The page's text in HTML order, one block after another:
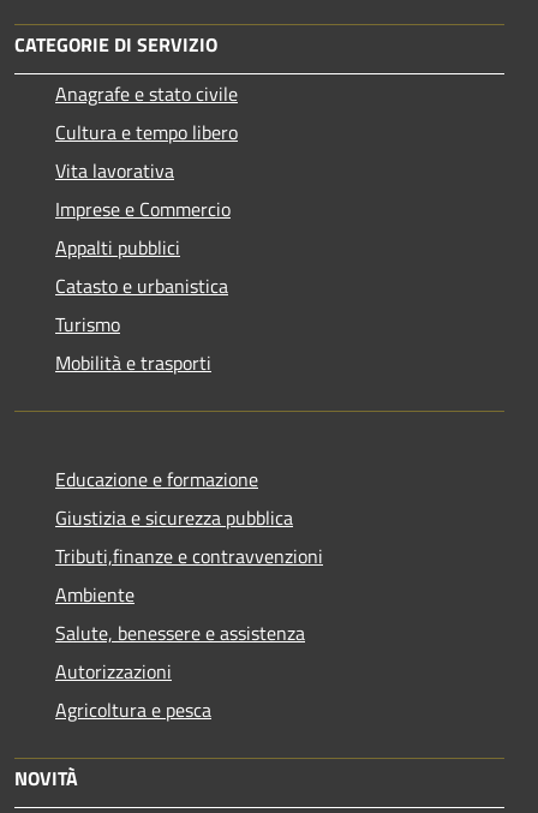
CATEGORIE DI SERVIZIO
Anagrafe e stato civile
Cultura e tempo libero
Vita lavorativa
Imprese e Commercio
Appalti pubblici
Catasto e urbanistica
Turismo
Mobilità e trasporti
Educazione e formazione
Giustizia e sicurezza pubblica
Tributi,finanze e contravvenzioni
Ambiente
Salute, benessere e assistenza
Autorizzazioni
Agricoltura e pesca
NOVITÀ